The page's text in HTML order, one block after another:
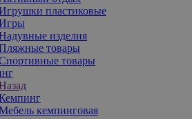
пластиковые
изделия
товары
товары
кемпинговая